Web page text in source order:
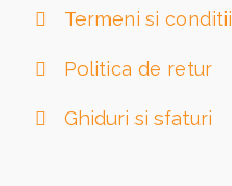
Termeni si conditii
Politica de retur
Ghiduri si sfaturi